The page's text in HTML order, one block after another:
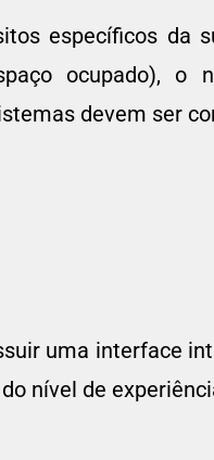
específicos da
ocupado), o
devem ser
uma interface
nível de